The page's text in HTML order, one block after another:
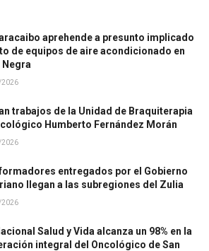
aprehende a presunto implicado
de equipos de aire acondicionado en
trabajos de la Unidad de Braquiterapia
Humberto Fernández Morán
entregados por el Gobierno
llegan a las subregiones del Zulia
Salud y Vida alcanza un 98% en la
integral del Oncológico de San